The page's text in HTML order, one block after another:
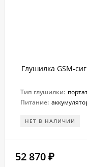
Глушилка GSM-
Тип глушилки:
Питание:
НЕТ В НАЛИЧИИ
52 870 ₽